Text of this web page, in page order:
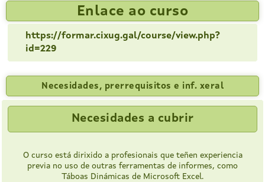
Enlace ao curso
https://formar.cixug.gal/course/view.php?
id=229
Necesidades, prerrequisitos e inf. xeral
Necesidades a cubrir
O curso está dirixido a profesionais que teñen experiencia
previa no uso de outras ferramentas de informes, como
Táboas Dinámicas de Microsoft Excel.